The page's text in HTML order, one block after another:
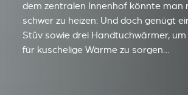
dem zentralen Innenhof könnte man
schwer zu heizen: Und doch genügt
Stûv sowie drei Handtuchwärmer,
für kuschelige Wärme zu sorgen…